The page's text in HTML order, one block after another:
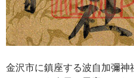
金沢市に鎮座する波自加彌神